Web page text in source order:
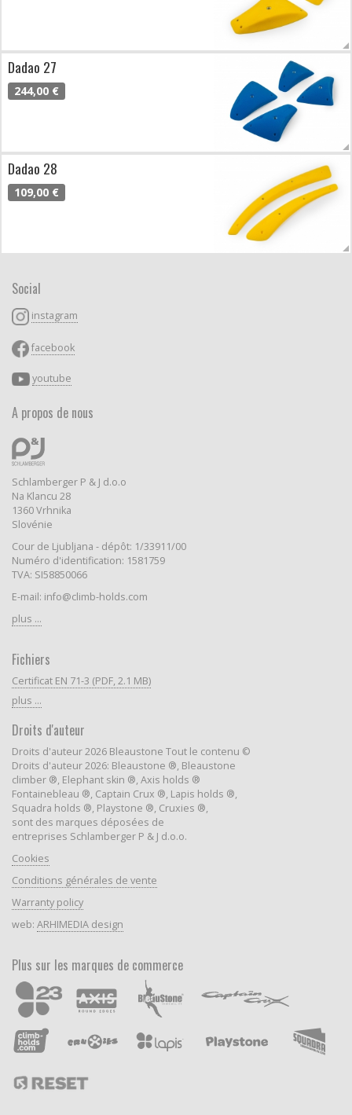
Dadao 27
244,00 €
Dadao 28
109,00 €
Social
instagram
facebook
youtube
A propos de nous
Schlamberger P & J d.o.o
Na Klancu 28
1360 Vrhnika
Slovénie
Cour de Ljubljana - dépôt: 1/33911/00
Numéro d'identification: 1581759
TVA: SI58850066
E-mail: info@climb-holds.com
plus ...
Fichiers
Certificat EN 71-3 (PDF, 2.1 MB)
plus ...
Droits d'auteur
Droits d'auteur 2026 Bleaustone Tout le contenu ©
Droits d'auteur 2026: Bleaustone ®, Bleaustone
climber ®, Elephant skin ®, Axis holds ®
Fontainebleau ®, Captain Crux ®, Lapis holds ®,
Squadra holds ®, Playstone ®, Cruxies ®,
sont des marques déposées de
entreprises Schlamberger P & J d.o.o.
Cookies
Conditions générales de vente
Warranty policy
web: ARHIMEDIA design
Plus sur les marques de commerce